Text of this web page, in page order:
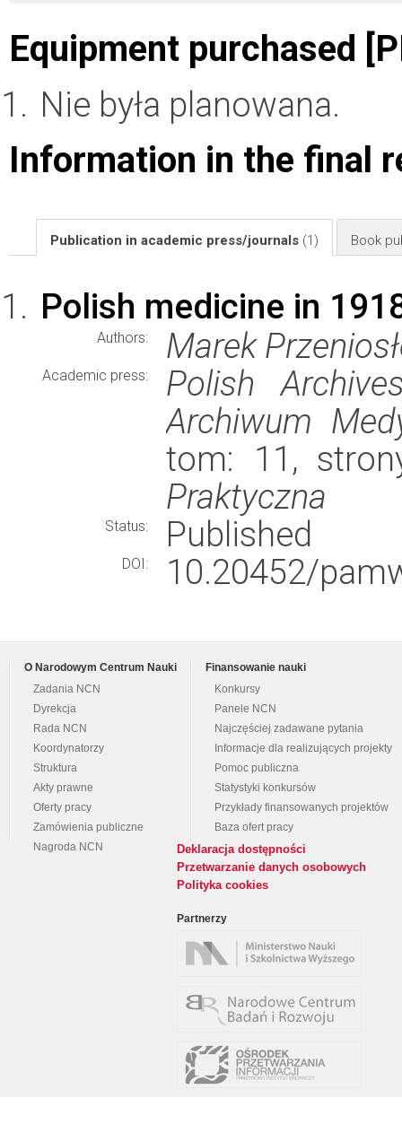
Equipment purchased
Nie była planowana.
Information in the final
Publication in academic press/journals (1) Book
Polish medicine in
Authors: Marek
Academic press:
Polish
Archiwum
tom: 11,
Praktyczna
Status: Published
DOI: 10.20452/
O Narodowym Centrum Nauki
Zadania NCN
Dyrekcja
Rada NCN
Koordynatorzy
Struktura
Akty prawne
Oferty pracy
Zamówienia publiczne
Nagroda NCN
Finansowanie nauki
Konkursy
Panele NCN
Najczęściej zadawane pytania
Informacje dla realizujących projekty
Pomoc publiczna
Statystyki konkursów
Przykłady finansowanych projektów
Baza ofert pracy
Deklaracja dostępności
Przetwarzanie danych osobowych
Polityka cookies
Partnerzy